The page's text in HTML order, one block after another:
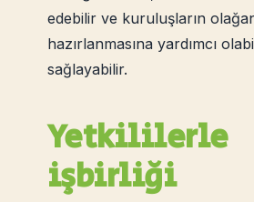
edebilir ve kuruluşların
hazırlanmasına yardımcı
sağlayabilir.
Yetkililerle
işbirliği